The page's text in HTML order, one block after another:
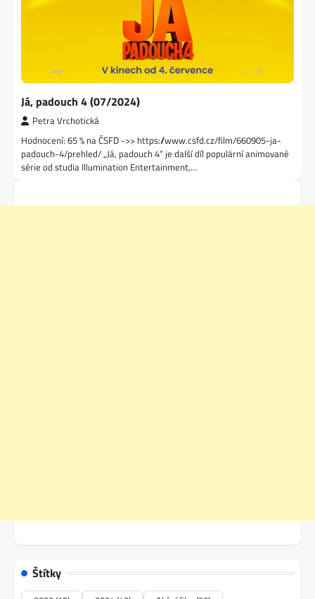
Já, padouch 4 (07/2024)
Petra Vrchotická
Hodnocení: 65 % na ČSFD ->> https://www.csfd.cz/film/660905-ja-
padouch-4/prehled/ „Já, padouch 4“ je další díl populární animované
série od studia Illumination Entertainment,…
Štítky